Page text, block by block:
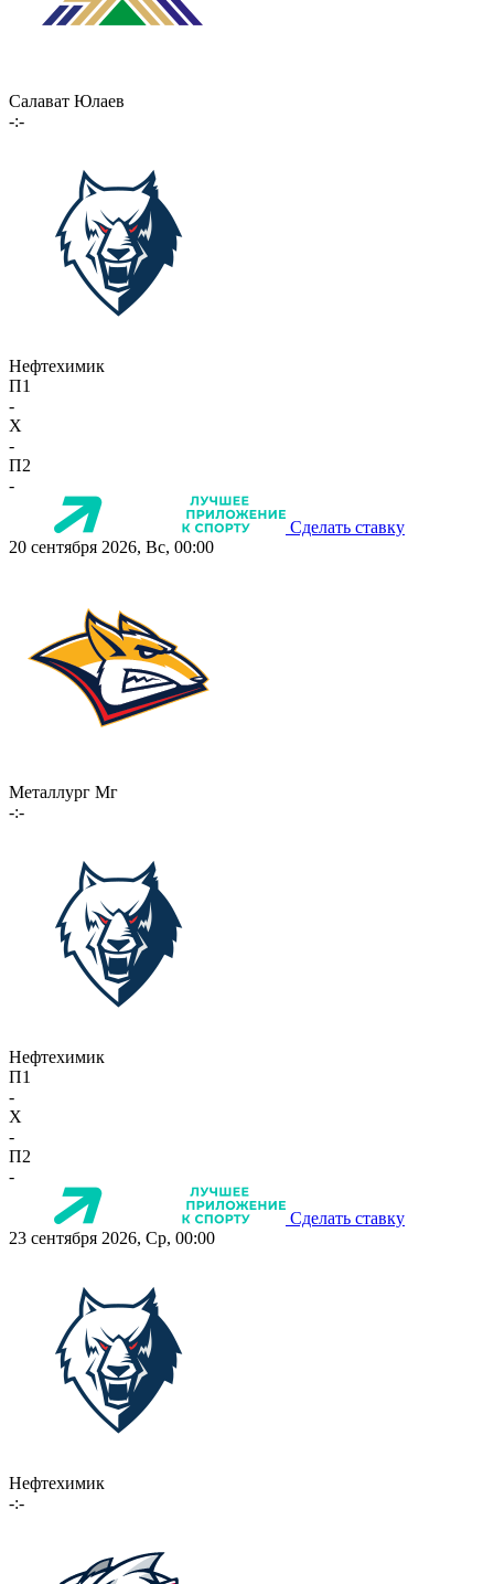
Салават Юлаев
-:-
Нефтехимик
П1
-
X
-
П2
-
Сделать ставку
20 сентября 2026, Вс, 00:00
Металлург Мг
-:-
Нефтехимик
П1
-
X
-
П2
-
Сделать ставку
23 сентября 2026, Ср, 00:00
Нефтехимик
-:-